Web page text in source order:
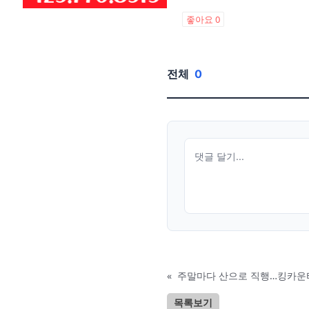
좋아요 0
전체 0
« 주말마다 산으로 직행…킹카
목록보기